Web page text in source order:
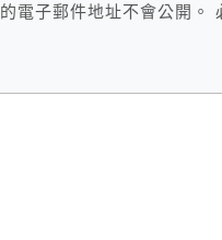
電子郵件地址不會公開。